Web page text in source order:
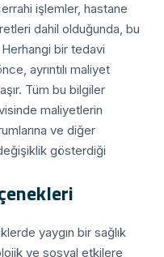
işlemler, hastane
dahil olduğunda, bu
bir tedavi
ayrıntılı maliyet
Tüm bu bilgiler
maliyetlerin
ve diğer
gösterdiği
yaygın bir sağlık
ve sosyal etkilere